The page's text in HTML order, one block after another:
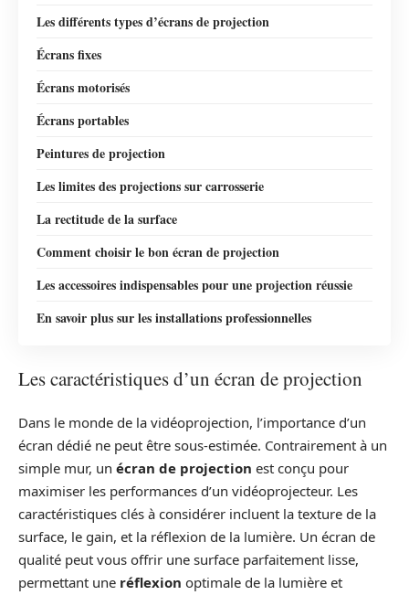
Les différents types d’écrans de projection
Écrans fixes
Écrans motorisés
Écrans portables
Peintures de projection
Les limites des projections sur carrosserie
La rectitude de la surface
Comment choisir le bon écran de projection
Les accessoires indispensables pour une projection réussie
En savoir plus sur les installations professionnelles
Les caractéristiques d’un écran de projection
Dans le monde de la vidéoprojection, l’importance d’un
écran dédié ne peut être sous-estimée. Contrairement à un
simple mur, un écran de projection est conçu pour
maximiser les performances d’un vidéoprojecteur. Les
caractéristiques clés à considérer incluent la texture de la
surface, le gain, et la réflexion de la lumière. Un écran de
qualité peut vous offrir une surface parfaitement lisse,
permettant une réflexion optimale de la lumière et